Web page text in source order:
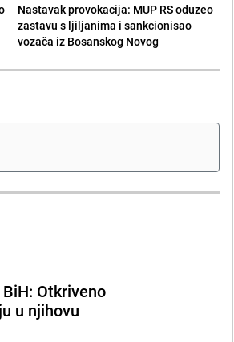
Nastavak provokacija: MUP RS oduzeo
zastavu s ljiljanima i sankcionisao
vozača iz Bosanskog Novog
Otkriveno
u njihovu